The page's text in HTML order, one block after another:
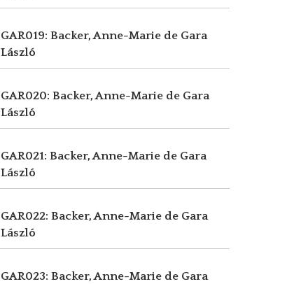
GAR019: Backer, Anne-Marie de Gara
László
GAR020: Backer, Anne-Marie de Gara
László
GAR021: Backer, Anne-Marie de Gara
László
GAR022: Backer, Anne-Marie de Gara
László
GAR023: Backer, Anne-Marie de Gara